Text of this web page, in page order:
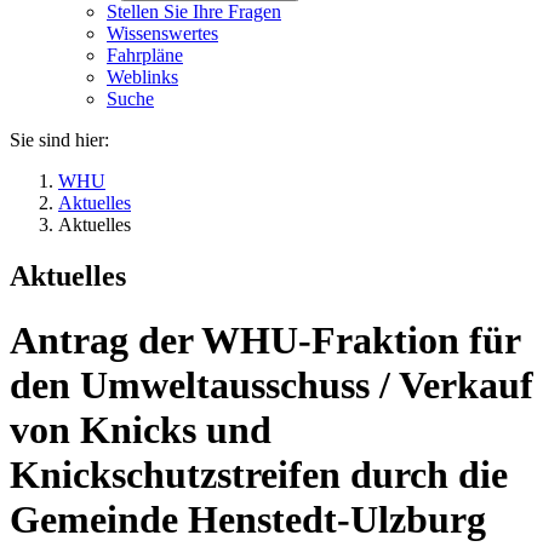
Stellen Sie Ihre Fragen
Wissenswertes
Fahrpläne
Weblinks
Suche
Sie sind hier:
WHU
Aktuelles
Aktuelles
Aktuelles
Antrag der WHU-Fraktion für
den Umweltausschuss / Verkauf
von Knicks und
Knickschutzstreifen durch die
Gemeinde Henstedt-Ulzburg